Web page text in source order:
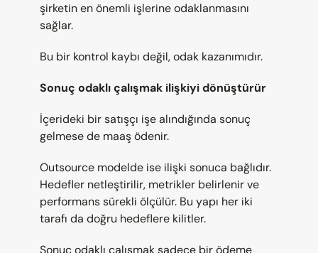
şirketin en önemli işlerine odaklanmasını
sağlar.
Bu bir kontrol kaybı değil, odak kazanımıdır.
Sonuç odaklı çalışmak ilişkiyi dönüştürür
İçerideki bir satışçı işe alındığında sonuç
gelmese de maaş ödenir.
Outsource modelde ise ilişki sonuca bağlıdır.
Hedefler netleştirilir, metrikler belirlenir ve
performans sürekli ölçülür. Bu yapı her iki
tarafı da doğru hedeflere kilitler.
Sonuç odaklı çalışmak sadece bir ödeme